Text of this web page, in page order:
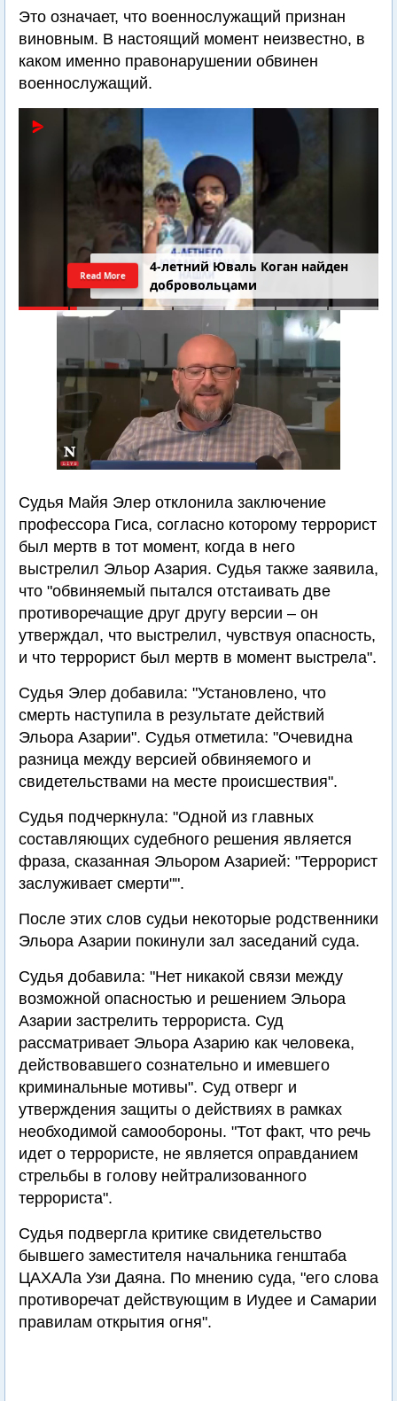
Это означает, что военнослужащий признан
виновным. В настоящий момент неизвестно, в
каком именно правонарушении обвинен
военнослужащий.
4-летний Юваль Коган найден
добровольцами
Read More
Судья Майя Элер отклонила заключение
профессора Гиса, согласно которому террорист
был мертв в тот момент, когда в него
выстрелил Эльор Азария. Судья также заявила,
что "обвиняемый пытался отстаивать две
противоречащие друг другу версии – он
утверждал, что выстрелил, чувствуя опасность,
и что террорист был мертв в момент выстрела".
Судья Элер добавила: "Установлено, что
смерть наступила в результате действий
Эльора Азарии". Судья отметила: "Очевидна
разница между версией обвиняемого и
свидетельствами на месте происшествия".
Судья подчеркнула: "Одной из главных
составляющих судебного решения является
фраза, сказанная Эльором Азарией: "Террорист
заслуживает смерти"".
После этих слов судьи некоторые родственники
Эльора Азарии покинули зал заседаний суда.
Судья добавила: "Нет никакой связи между
возможной опасностью и решением Эльора
Азарии застрелить террориста. Суд
рассматривает Эльора Азарию как человека,
действовавшего сознательно и имевшего
криминальные мотивы". Суд отверг и
утверждения защиты о действиях в рамках
необходимой самообороны. "Тот факт, что речь
идет о террористе, не является оправданием
стрельбы в голову нейтрализованного
террориста".
Судья подвергла критике свидетельство
бывшего заместителя начальника генштаба
ЦАХАЛа Узи Даяна. По мнению суда, "его слова
противоречат действующим в Иудее и Самарии
правилам открытия огня".